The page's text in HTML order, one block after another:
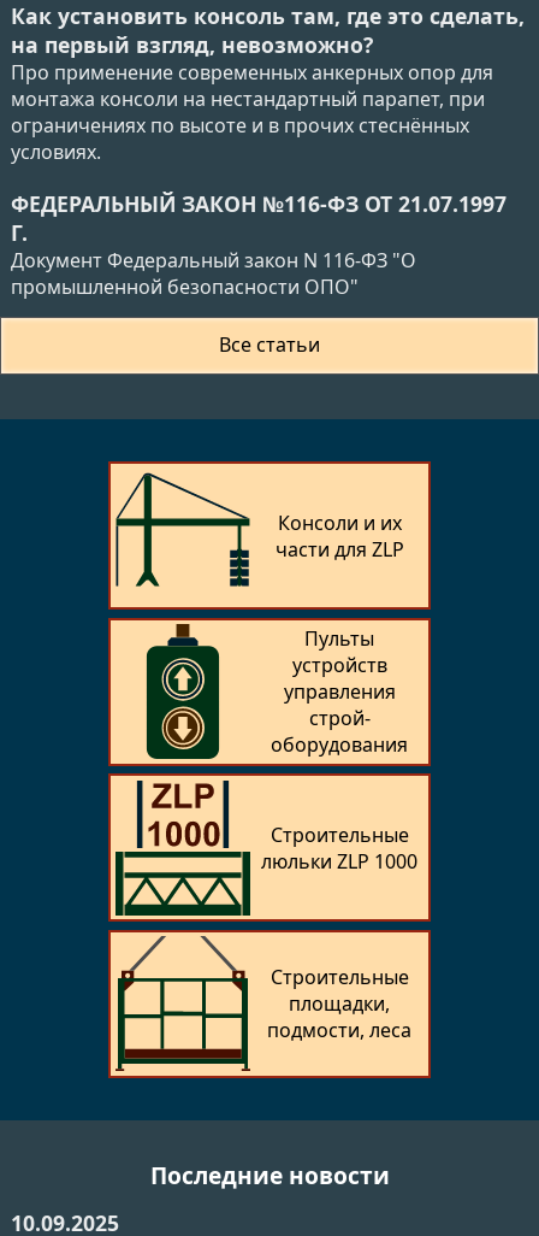
Как установить консоль там, где это сделать,
на первый взгляд, невозможно?
Про применение современных анкерных опор для
монтажа консоли на нестандартный парапет, при
ограничениях по высоте и в прочих стеснённых
условиях.
ФЕДЕРАЛЬНЫЙ ЗАКОН №116-ФЗ ОТ 21.07.1997
Г.
Документ Федеральный закон N 116-ФЗ "О
промышленной безопасности ОПО"
Все статьи
Консоли и их
части для ZLP
Пульты
устройств
управления
строй­
оборудования
Строительные
люльки ZLP 1000
Строительные
площадки,
подмости, леса
Последние новости
10.09.2025